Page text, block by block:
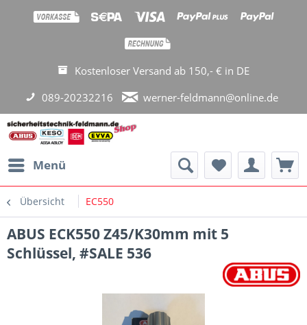
Kostenloser Versand ab 150,- € in DE
089-20232216
werner-feldmann@online.de
Menü
Übersicht EC550
ABUS ECK550 Z45/K30mm mit 5
Schlüssel, #SALE 536